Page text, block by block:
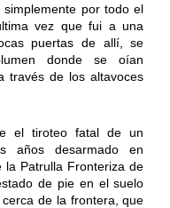
por todo el
vez que fui a una
puertas de allí, se
donde se oían
través de los altavoces
el tiroteo fatal de un
años desarmado en
la Patrulla Fronteriza de
de pie en el suelo
de la frontera, que